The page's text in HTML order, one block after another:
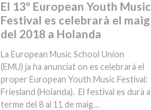
El 13º European Youth Music
Festival es celebrarà el maig
del 2018 a Holanda
La European Music School Union
(EMU) ja ha anunciat on es celebrarà el
proper European Youth Music Festival:
Friesland (Holanda). El festival es durà a
terme del 8 al 11 de maig…